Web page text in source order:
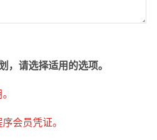
，请选择适用的选项。
会员凭证。